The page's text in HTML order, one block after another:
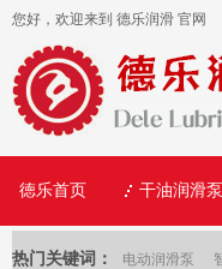
您好，欢迎来到 德乐润滑 官网
徳乐首页 干油润滑泵
热门关键词： 电动润滑泵